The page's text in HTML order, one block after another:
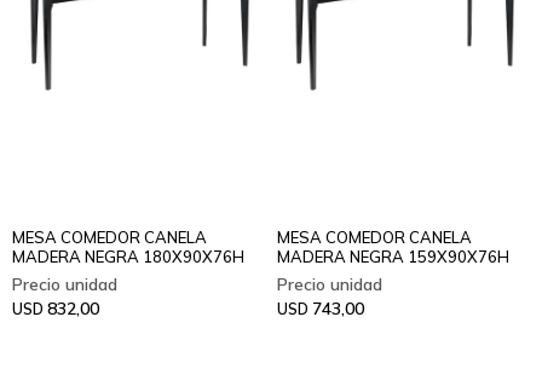
MESA COMEDOR CANELA
MADERA NEGRA 180X90X76H
USD 832,00
MESA COMEDOR CANELA
MADERA NEGRA 159X90X76H
USD 743,00